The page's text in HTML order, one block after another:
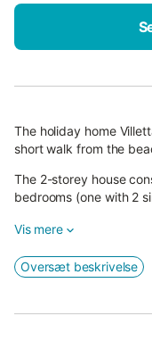
The holiday home
short walk from the
The 2-storey house
bedrooms (one with 2
and a television.
Mediterranean plants,
Vis mere
Oversæt beskrivelse